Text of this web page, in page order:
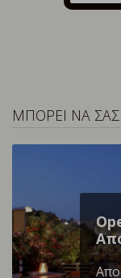
ΜΠΟΡΕΙ ΝΑ ΣΑΣ